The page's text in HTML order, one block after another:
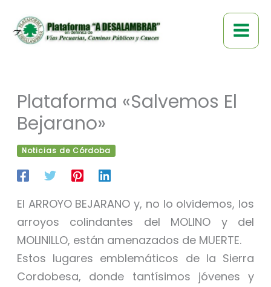
contenido
Plataforma «Salvemos El
Bejarano»
Noticias de Córdoba
El ARROYO BEJARANO y, no lo olvidemos, los
arroyos colindantes del MOLINO y del
MOLINILLO, están amenazados de MUERTE.
Estos lugares emblemáticos de la Sierra
Cordobesa, donde tantísimos jóvenes y